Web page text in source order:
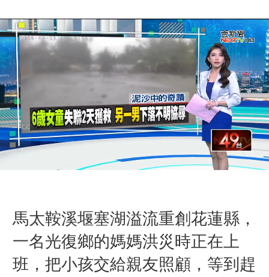
馬太鞍溪堰塞湖溢流重創花蓮縣，
一名光復鄉的媽媽洪災時正在上
班，把小孩交給親友照顧，等到趕